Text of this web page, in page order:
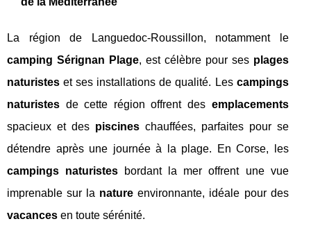
La région de Languedoc-Roussillon, notamment le
camping Sérignan Plage, est célèbre pour ses plages
naturistes et ses installations de qualité. Les campings
naturistes de cette région offrent des emplacements
spacieux et des piscineschauffées, parfaites pour se
détendre après une journée à la plage. En Corse, les
campings naturistes bordant la mer offrent une vue
imprenable sur la nature environnante, idéale pour des
vacances en toute sérénité.